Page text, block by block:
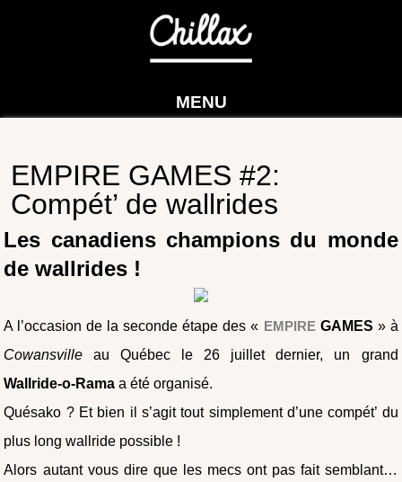
MENU
EMPIRE GAMES #2:
Compét’ de wallrides
Les canadiens champions du monde
de wallrides !
A l’occasion de la seconde étape des « EMPIREGAMES » à
Cowansville au Québec le 26 juillet dernier, un grand
Wallride-o-Rama a été organisé.
Quésako ? Et bien il s’agit tout simplement d’une compét’ du
plus long wallride possible !
Alors autant vous dire que les mecs ont pas fait semblant…